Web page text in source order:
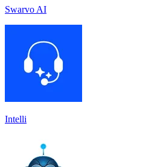
Swarvo AI
Intelli